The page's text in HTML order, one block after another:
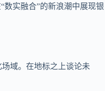
数实融合”的新浪潮中展现银
域。在地标之上谈论未